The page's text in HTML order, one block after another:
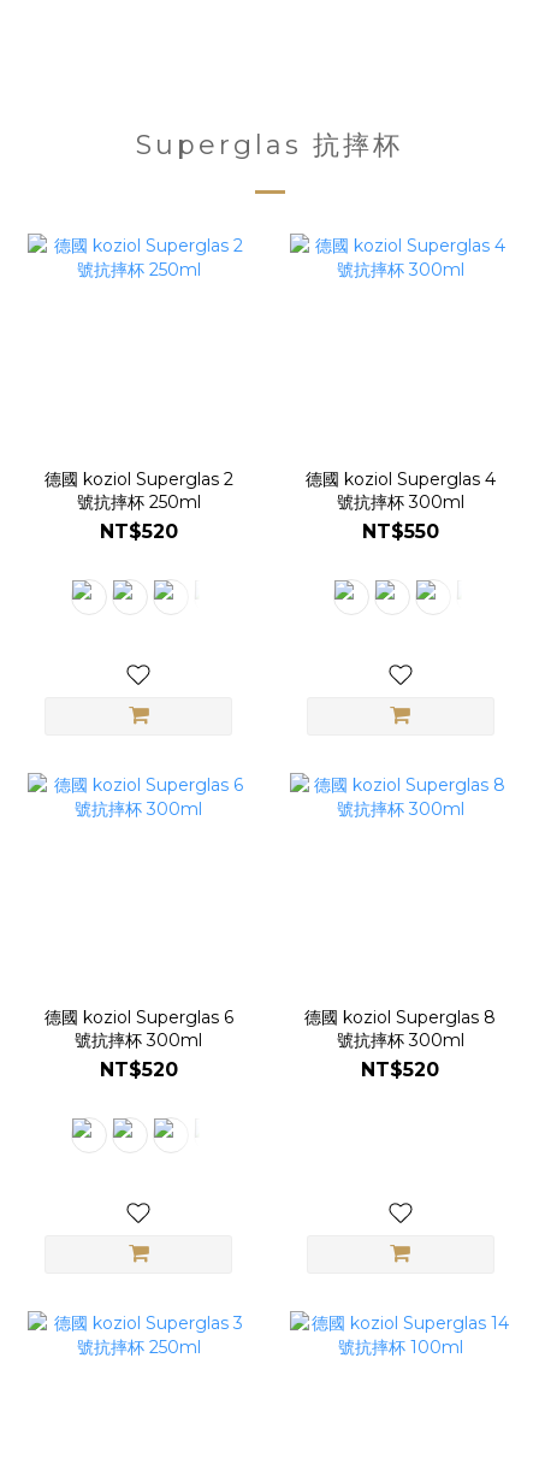
Superglas 抗摔杯
德國 koziol Superglas 2
號抗摔杯 250ml
NT$520
德國 koziol Superglas 4
號抗摔杯 300ml
NT$550
德國 koziol Superglas 6
號抗摔杯 300ml
NT$520
德國 koziol Superglas 8
號抗摔杯 300ml
NT$520